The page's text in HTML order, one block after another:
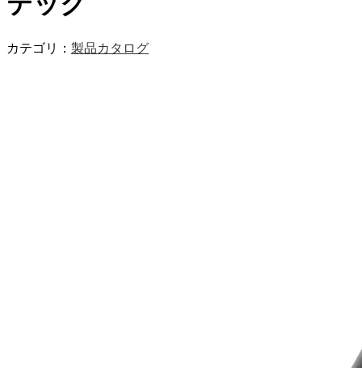
カテゴリ： 製品カタログ